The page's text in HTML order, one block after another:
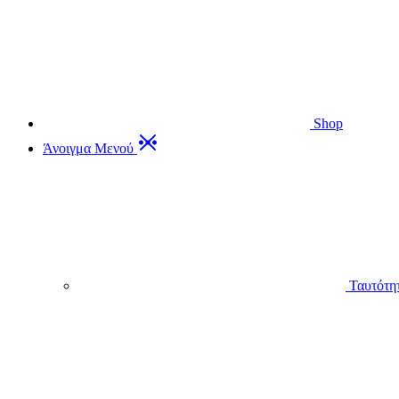
Shop
Άνοιγμα Μενού